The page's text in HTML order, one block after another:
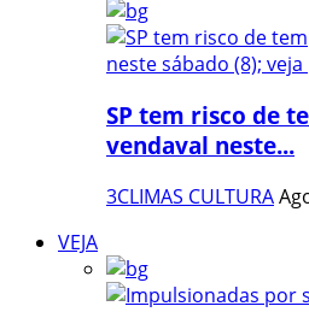
SP tem risco de
vendaval neste...
3CLIMAS CULTURA
VEJA